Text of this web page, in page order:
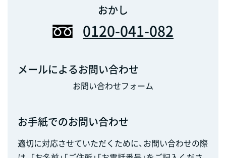
おかし
0120-041-082
メールによるお問い合わせ
お問い合わせフォーム
お手紙でのお問い合わせ
適切に対応させていただくために、お問い合わせの際